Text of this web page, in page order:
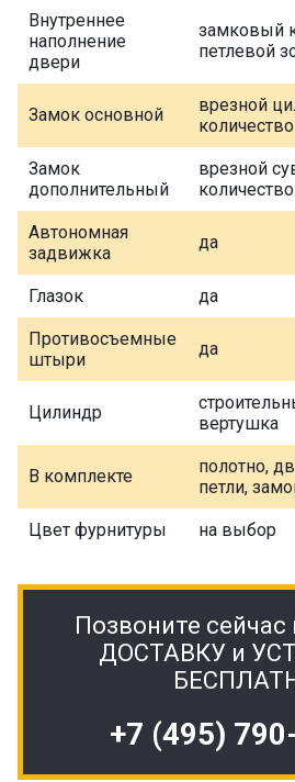
Внутреннее
наполнение
двери
замковый
петлевой
Замок основной
врезной
Замок
дополнительный
врезной
Автономная
задвижка
да
Глазок да
Противосъемные
штыри
да
Цилиндр
вертушка
В комплекте
полотно,
петли,
Цвет фурнитуры на выбор
Позвоните сейчас
ДОСТАВКУ и
+7 (495)